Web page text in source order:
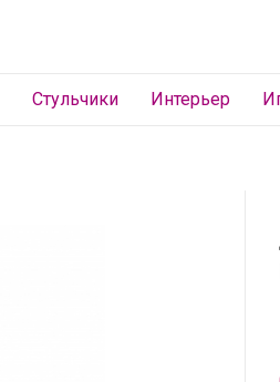
Стульчики Интерьер